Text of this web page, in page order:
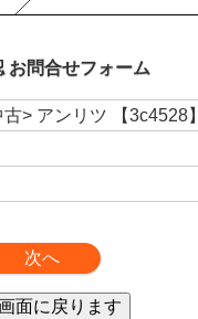
お問合せフォーム
> アンリツ 【3c4528】